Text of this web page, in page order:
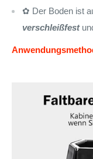
✿ Der Boden ist
verschleißfest